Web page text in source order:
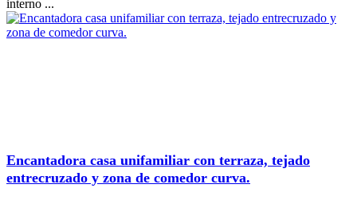
interno ...
Encantadora casa unifamiliar con terraza, tejado
entrecruzado y zona de comedor curva.